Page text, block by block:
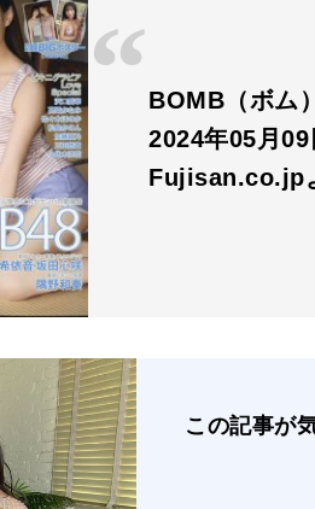
BOMB（ボム
2024年05月
Fujisan.co.jp
この記事が